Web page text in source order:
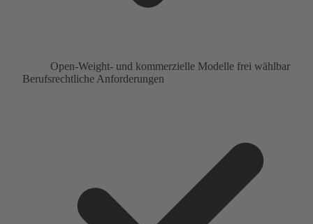
Open-Weight- und kommerzielle Modelle frei wählbar
Berufsrechtliche Anforderungen